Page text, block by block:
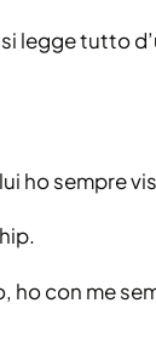
legge tutto
ho sempre
ho con me